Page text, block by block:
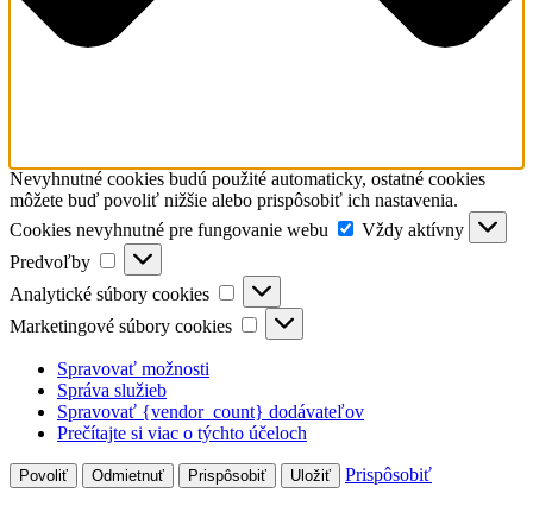
Nevyhnutné cookies budú použité automaticky, ostatné cookies
môžete buď povoliť nižšie alebo prispôsobiť ich nastavenia.
Cookies nevyhnutné pre fungovanie webu
Cookies
nevyhnutné
Vždy aktívny
Predvoľby
Predvoľby
Analytické súbory cookies
Analytické
súbory
cookies
Marketingové súbory cookies
Marketingové
súbory
Spravovať možnosti
Správa služieb
Spravovať {vendor_count} dodávateľov
Prečítajte si viac o týchto účeloch
Povoliť Odmietnuť Prispôsobiť Uložiť Prispôsobiť